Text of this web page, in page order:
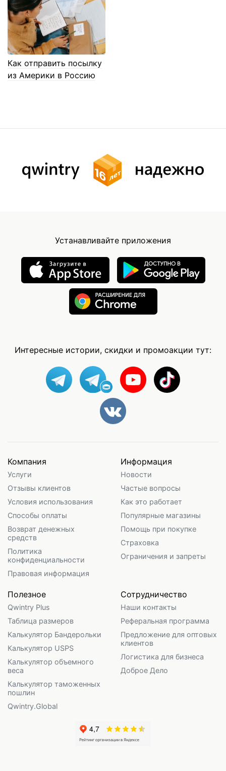
Как отправить посылку
из Америки в Россию
Устанавливайте приложения
Интересные истории, скидки и промоакции тут:
Компания
Услуги
Отзывы клиентов
Условия использования
Способы оплаты
Возврат денежных
средств
Политика
конфиденциальности
Правовая информация
Информация
Новости
Частые вопросы
Как это работает
Популярные магазины
Помощь при покупке
Страховка
Ограничения и запреты
Полезное
Qwintry Plus
Таблица размеров
Калькулятор Бандерольки
Калькулятор USPS
Калькулятор объемного
веса
Калькулятор таможенных
пошлин
Qwintry.Global
Сотрудничество
Наши контакты
Реферальная программа
Предложение для оптовых
клиентов
Логистика для бизнеса
Доброе Дело